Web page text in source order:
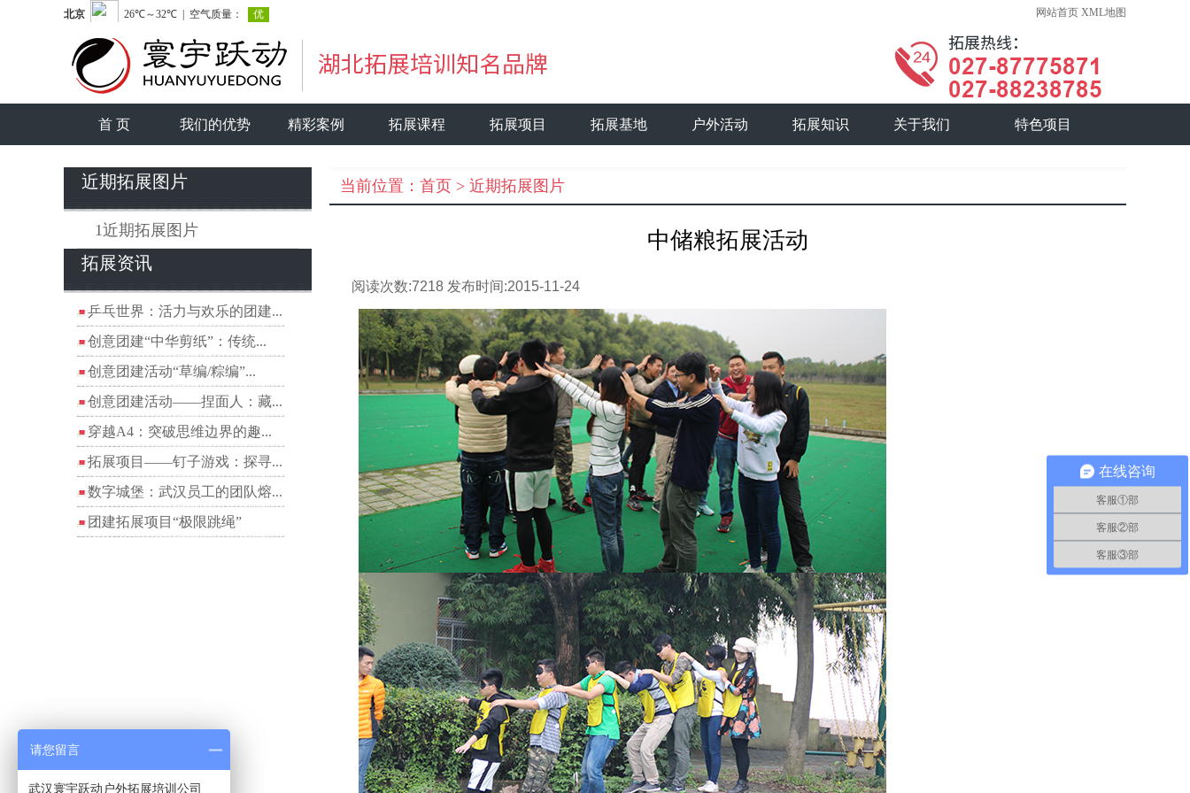
网站首页 XML地图
首 页 我们的优势 精彩案例 拓展课程 拓展项目 拓展基地 户外活动 拓展知识 关于我们 特色项目
近期拓展图片
1近期拓展图片
拓展资讯
乒乓世界：活力与欢乐的团建...
创意团建“中华剪纸”：传统...
创意团建活动“草编/粽编”...
创意团建活动——捏面人：藏...
穿越A4：突破思维边界的趣...
拓展项目——钉子游戏：探寻...
数字城堡：武汉员工的团队熔...
团建拓展项目“极限跳绳”
当前位置： 首页 > 近期拓展图片
中储粮拓展活动
阅读次数:7218 发布时间:2015-11-24
在线咨询
客服①部
客服②部
客服③部
请您留言
武汉寰宇跃动户外拓展培训公司